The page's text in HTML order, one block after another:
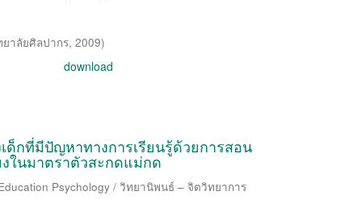
าลัยศิลปากร, 2009)
download
ด็กที่มีปัญหาทางการเรียนรู้ด้วยการสอน
ในมาตราตัวสะกดแม่กด
Psychology / วิทยานิพนธ์ – จิตวิทยาการ